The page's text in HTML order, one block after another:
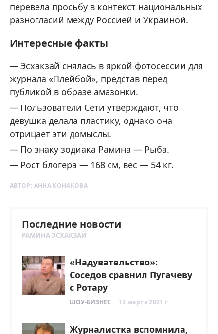
перевела просьбу в контекст национальных
разногласий между Россией и Украиной.
Интересные факты
Эсхакзай снялась в яркой фотосессии для
журнала «Плейбой», представ перед
публикой в образе амазонки.
Пользователи Сети утверждают, что
девушка делала пластику, однако она
отрицает эти домыслы.
По знаку зодиака Рамина — Рыба.
Рост блогера — 168 см, вес — 54 кг.
АВТОР: АННА КОНАКОВА
Последние новости
РАМИНА ЭСХАКЗАЙ
«Надувательство»:
Соседов сравнил Пугачеву
с Ротару
ШОУ-БИЗНЕС 12 марта 2021 г.
Журналистка вспомнила,